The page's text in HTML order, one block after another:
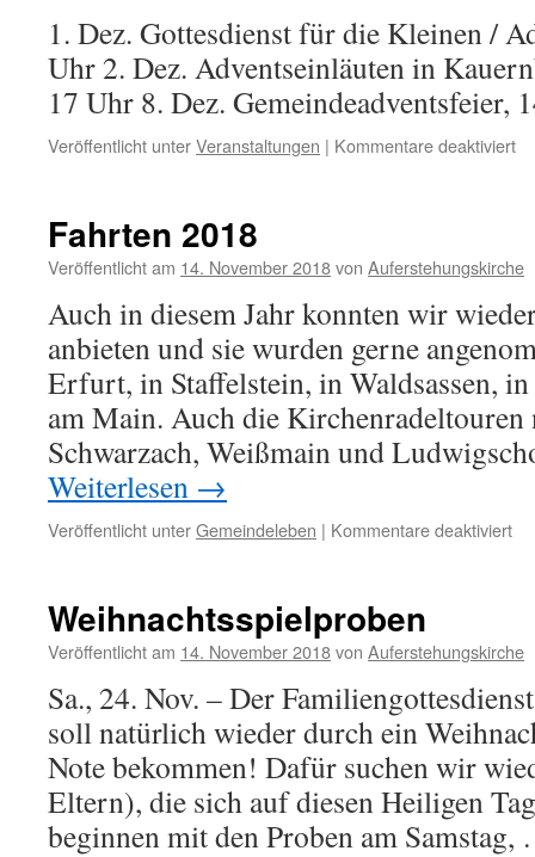
1. Dez. Gottesdienst für die Kleinen /
Uhr 2. Dez. Adventseinläuten in
17 Uhr 8. Dez. Gemeindeadventsfeier,
Veröffentlicht unterVeranstaltungen | Kommentare deaktiviertfür
Fahrten 2018
Veröffentlicht am 14. November 2018von Auferstehungskirche
Auch in diesem Jahr konnten wir
anbieten und sie wurden gerne
Erfurt, in Staffelstein, in Waldsassen,
am Main. Auch die
Schwarzach, Weißmain und
Weiterlesen →
Veröffentlicht unterGemeindeleben | Kommentare deaktiviertfür
Weihnachtsspielproben
Veröffentlicht am 14. November 2018von Auferstehungskirche
Sa., 24. Nov. – Der
soll natürlich wieder durch ein
Note bekommen! Dafür suchen wir
Eltern), die sich auf diesen Heiligen
beginnen mit den Proben am